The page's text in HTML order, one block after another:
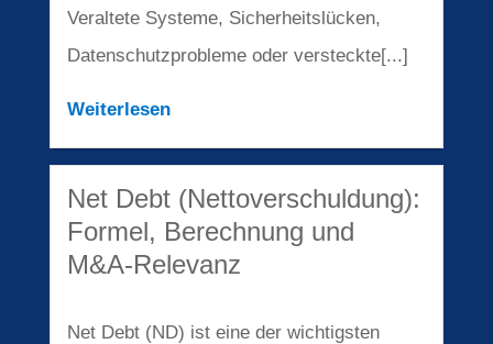
Veraltete Systeme, Sicherheitslücken,
Datenschutzprobleme oder versteckte[...]
Weiterlesen
Net Debt (Nettoverschuldung):
Formel, Berechnung und
M&A-Relevanz
Net Debt (ND) ist eine der wichtigsten